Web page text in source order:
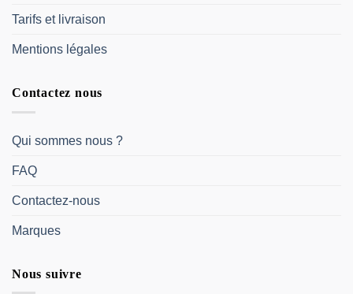
Tarifs et livraison
Mentions légales
Contactez nous
Qui sommes nous ?
FAQ
Contactez-nous
Marques
Nous suivre